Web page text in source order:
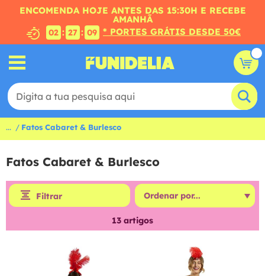
ENCOMENDA HOJE ANTES DAS 15:30H E RECEBE
AMANHÃ
02 : 27 : 08 * PORTES GRÁTIS DESDE 50€
... Fatos Cabaret & Burlesco
Fatos Cabaret & Burlesco
Filtrar
13 artigos